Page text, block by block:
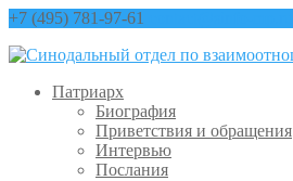
+7 (495) 781-97-61
Патриарх
Биография
Приветствия и обращения
Интервью
Послания